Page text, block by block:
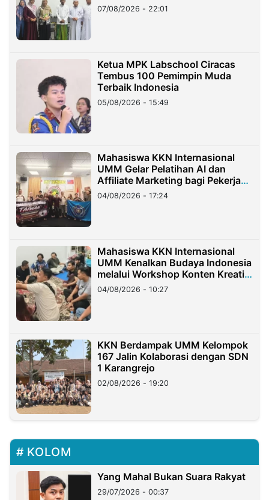
07/08/2026 - 22:01
Ketua MPK Labschool Ciracas
Tembus 100 Pemimpin Muda
Terbaik Indonesia
05/08/2026 - 15:49
Mahasiswa KKN Internasional
UMM Gelar Pelatihan AI dan
Affiliate Marketing bagi Pekerja
Migran Indonesia di Taiwan
04/08/2026 - 17:24
Mahasiswa KKN Internasional
UMM Kenalkan Budaya Indonesia
melalui Workshop Konten Kreatif
di Taiwan
04/08/2026 - 10:27
KKN Berdampak UMM Kelompok
167 Jalin Kolaborasi dengan SDN
1 Karangrejo
02/08/2026 - 19:20
KOLOM
Yang Mahal Bukan Suara Rakyat
29/07/2026 - 00:37